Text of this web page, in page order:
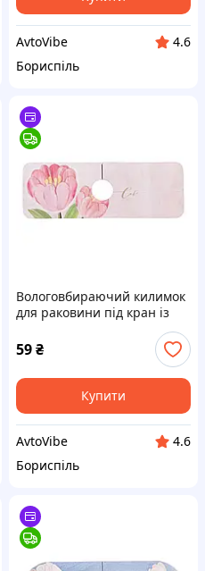
AvtoVibe
4.6
Бориспіль
Вологовбираючий килимок
для раковини під кран із
поліестеру 37,5*13 см HP-
42-11P
59₴
Купити
AvtoVibe
4.6
Бориспіль